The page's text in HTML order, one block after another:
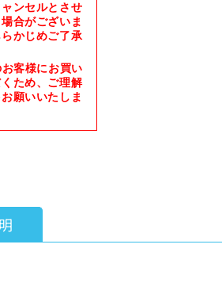
ンセルとさせ
合がございま
かじめご了承
客様にお買い
ため、ご理解
願いいたしま